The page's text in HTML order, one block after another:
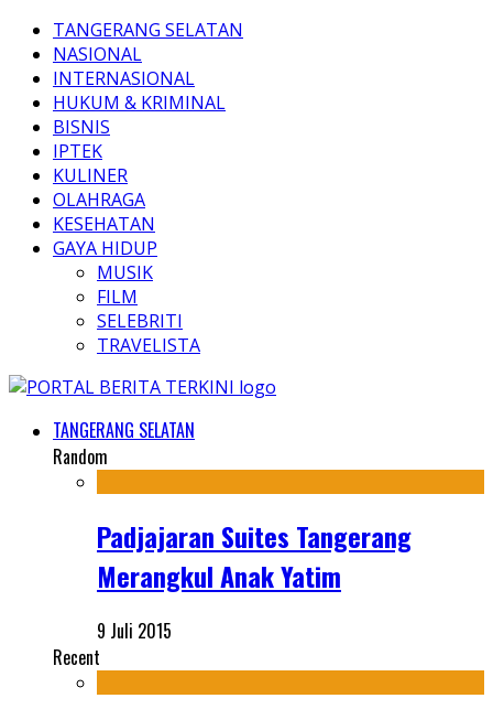
TANGERANG SELATAN
NASIONAL
INTERNASIONAL
HUKUM & KRIMINAL
BISNIS
IPTEK
KULINER
OLAHRAGA
KESEHATAN
GAYA HIDUP
MUSIK
FILM
SELEBRITI
TRAVELISTA
TANGERANG SELATAN
Random
Padjajaran Suites Tangerang
Merangkul Anak Yatim
9 Juli 2015
Recent